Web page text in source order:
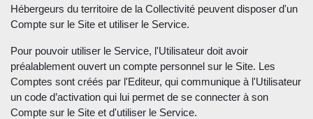
Hébergeurs du territoire de la Collectivité peuvent disposer d'un
Compte sur le Site et utiliser le Service.
Pour pouvoir utiliser le Service, l'Utilisateur doit avoir
préalablement ouvert un compte personnel sur le Site. Les
Comptes sont créés par l'Editeur, qui communique à l'Utilisateur
un code d’activation qui lui permet de se connecter à son
Compte sur le Site et d'utiliser le Service.